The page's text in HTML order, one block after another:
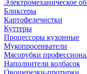
Электромеханическое
Бликсеры
Картофелечистки
Куттеры
Процессоры кухонные
Мукопросеиватели
Мясорубки
Наполнители колбасок
Овощерезки-протирки